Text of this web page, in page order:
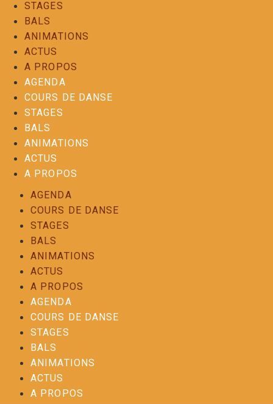
STAGES
BALS
ANIMATIONS
ACTUS
A PROPOS
AGENDA
COURS DE DANSE
STAGES
BALS
ANIMATIONS
ACTUS
A PROPOS
AGENDA
COURS DE DANSE
STAGES
BALS
ANIMATIONS
ACTUS
A PROPOS
AGENDA
COURS DE DANSE
STAGES
BALS
ANIMATIONS
ACTUS
A PROPOS